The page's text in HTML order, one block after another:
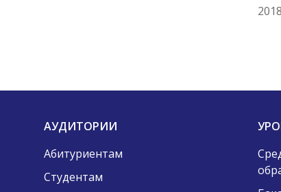
АУДИТОРИИ
Абитуриентам
Студентам